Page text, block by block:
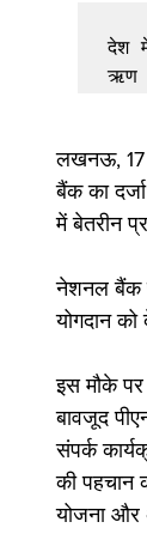
देश
लखनऊ, 17
बैंक का
में बेतरीन
नेशनल बैंक
योगदान
इस मौके पर
बावजूद
संपर्क
की पहचान
योजना और